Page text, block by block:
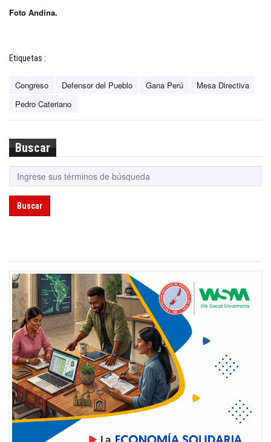
Foto Andina.
Etiquetas :
Congreso Defensor del Pueblo Gana Perú
Mesa Directiva
Pedro Cateriano
Buscar
Buscar